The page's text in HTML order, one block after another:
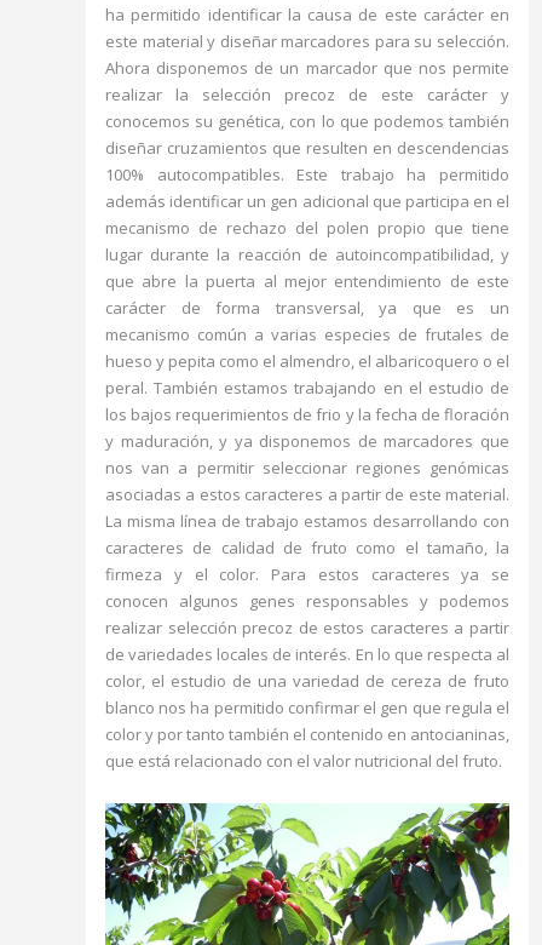
ha permitido identificar la causa de este carácter en
este material y diseñar marcadores para su selección.
Ahora disponemos de un marcador que nos permite
realizar la selección precoz de este carácter y
conocemos su genética, con lo que podemos también
diseñar cruzamientos que resulten en descendencias
100% autocompatibles. Este trabajo ha permitido
además identificar un gen adicional que participa en el
mecanismo de rechazo del polen propio que tiene
lugar durante la reacción de autoincompatibilidad, y
que abre la puerta al mejor entendimiento de este
carácter de forma transversal, ya que es un
mecanismo común a varias especies de frutales de
hueso y pepita como el almendro, el albaricoquero o el
peral. También estamos trabajando en el estudio de
los bajos requerimientos de frio y la fecha de floración
y maduración, y ya disponemos de marcadores que
nos van a permitir seleccionar regiones genómicas
asociadas a estos caracteres a partir de este material.
La misma línea de trabajo estamos desarrollando con
caracteres de calidad de fruto como el tamaño, la
firmeza y el color. Para estos caracteres ya se
conocen algunos genes responsables y podemos
realizar selección precoz de estos caracteres a partir
de variedades locales de interés. En lo que respecta al
color, el estudio de una variedad de cereza de fruto
blanco nos ha permitido confirmar el gen que regula el
color y por tanto también el contenido en antocianinas,
que está relacionado con el valor nutricional del fruto.